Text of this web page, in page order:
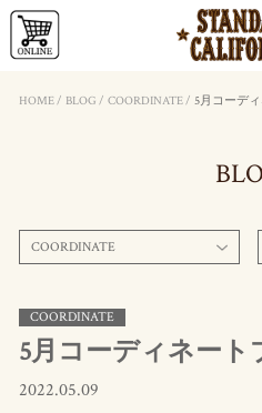
HOME/ BLOG / COORDINATE/ 5月コーデ
COORDINATE
COORDINATE
5月コーディネート
2022.05.09